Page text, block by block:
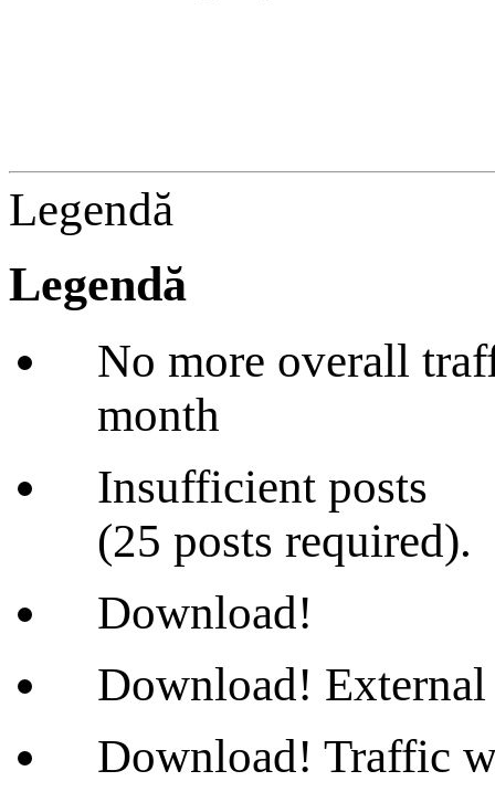
Legendă
Legendă
No more overall
month
Insufficient posts
(25 posts required).
Download!
Download! External
Download! Traffic